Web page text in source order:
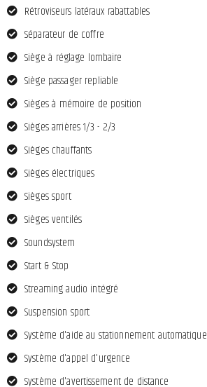
Rétroviseurs latéraux rabattables
Séparateur de coffre
Siège à réglage lombaire
Siège passager repliable
Sièges à mémoire de position
Sièges arrières 1/3 - 2/3
Sièges chauffants
Sièges électriques
Sièges sport
Sièges ventilés
Soundsystem
Start & Stop
Streaming audio intégré
Suspension sport
Système d'aide au stationnement automatique
Système d'appel d'urgence
Système d'avertissement de distance